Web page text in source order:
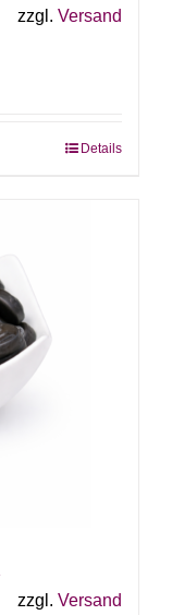
zzgl. Versand
Details
zzgl. Versand